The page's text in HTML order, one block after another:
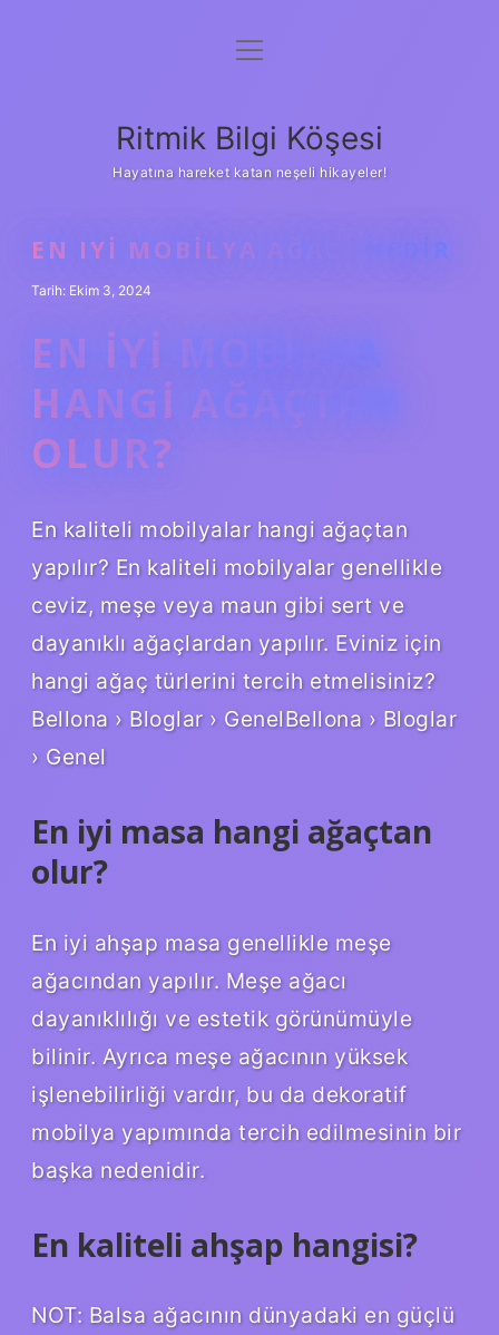
Anasayfa
Yasal Uyarı
menüyü
Ritmik Bilgi Köşesi
Hayatına hareket katan neşeli hikayeler!
EN IYI MOBILYA AĞACI NEDIR
Tarih: Ekim 3, 2024
EN IYI MOBILYA
HANGI AĞAÇTAN
OLUR?
En kaliteli mobilyalar hangi ağaçtan
yapılır? En kaliteli mobilyalar genellikle
ceviz, meşe veya maun gibi sert ve
dayanıklı ağaçlardan yapılır. Eviniz için
hangi ağaç türlerini tercih etmelisiniz?
Bellona › Bloglar › GenelBellona › Bloglar
› Genel
En iyi masa hangi ağaçtan
olur?
En iyi ahşap masa genellikle meşe
ağacından yapılır. Meşe ağacı
dayanıklılığı ve estetik görünümüyle
bilinir. Ayrıca meşe ağacının yüksek
işlenebilirliği vardır, bu da dekoratif
mobilya yapımında tercih edilmesinin bir
başka nedenidir.
En kaliteli ahşap hangisi?
NOT: Balsa ağacının dünyadaki en güçlü